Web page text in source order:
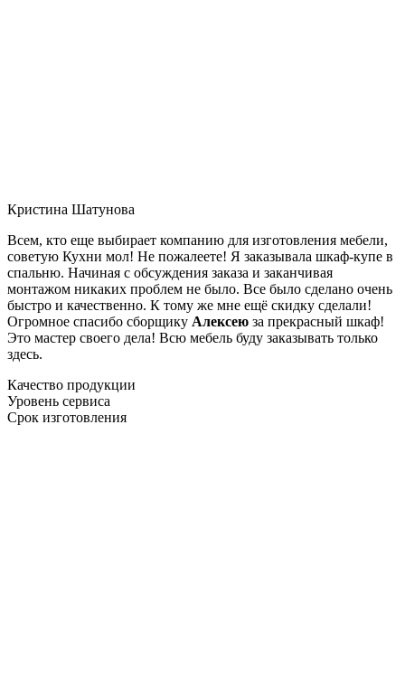
Кристина Шатунова
Всем, кто еще выбирает компанию для изготовления мебели,
советую Кухни мол! Не пожалеете! Я заказывала шкаф-купе в
спальню. Начиная с обсуждения заказа и заканчивая
монтажом никаких проблем не было. Все было сделано очень
быстро и качественно. К тому же мне ещё скидку сделали!
Огромное спасибо сборщику Алексею за прекрасный шкаф!
Это мастер своего дела! Всю мебель буду заказывать только
здесь.
Качество продукции
Уровень сервиса
Срок изготовления